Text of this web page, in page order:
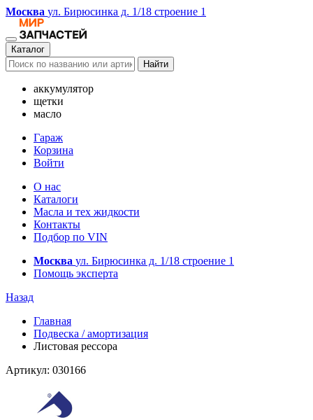
Москва ул. Бирюсинка д. 1/18 строение 1
Каталог
Найти
аккумулятор
щетки
масло
Гараж
Корзина
Войти
О нас
Каталоги
Масла и тех жидкости
Контакты
Подбор по VIN
Москва ул. Бирюсинка д. 1/18 строение 1
Помощь эксперта
Назад
Главная
Подвеска / амортизация
Листовая рессора
Артикул: 030166